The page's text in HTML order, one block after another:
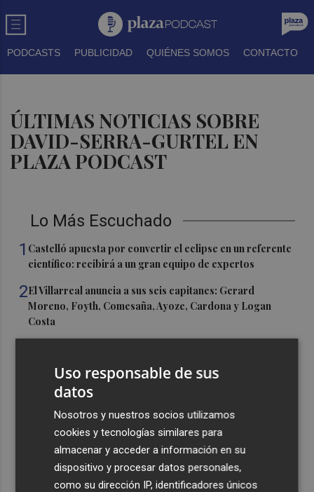
PODCASTS PUBLICIDAD QUIÉNES SOMOS CONTACTO
ÚLTIMAS NOTICIAS SOBRE
DAVID-SERRA-GURTEL EN
PLAZA PODCAST
Lo Más Escuchado
1 Castelló apuesta por convertir el eclipse en un referente
científico: recibirá a un gran equipo de expertos
2El Villarreal anuncia a sus seis capitanes: Gerard
Moreno, Foyth, Comesaña, Ayoze, Cardona y Logan
Costa
San Javier da viabilidad al nuevo contrato del transporte
324 habitaciones
Estos son los estrenos que abren la cartelera en agosto:
de la comedia 'El último mono' a una nueva entrega de
'La Patrulla Canina'
Uso responsable de sus
datos
Nosotros y nuestros socios utilizamos
cookies y tecnologías similares para
almacenar y acceder a información en su
dispositivo y procesar datos personales,
como su dirección IP, identificadores únicos